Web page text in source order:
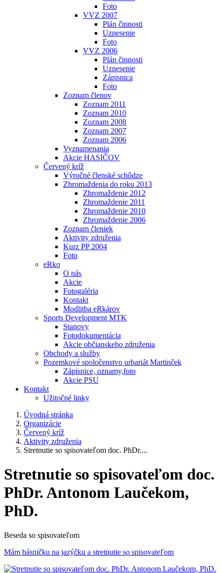
Foto
VVZ 2007
Plán činnosti
Uznesenie
Foto
VVZ 2006
Plán činnosti
Uznesenie
Zápisnica
Foto
Zoznam členov
Zoznam 2011
Zoznam 2010
Zoznam 2008
Zoznam 2007
Zoznam 2006
Vyznamenania
Akcie HASIČOV
Červený kríž
Výročné členské schôdze
Zhromaždenia do roku 2013
Zhromaždenie 2012
Zhromaždenie 2011
Zhromaždenie 2010
Zhromaždenie 2006
Zoznam členiek
Aktivity združenia
Kurz PP 2004
Foto
eRko
O nás
Akcie
Fotogaléria
Kontakt
Modlitba eRkárov
Sports Development MTK
Stanovy
Fotodokumentácia
Akcie občianskeho združenia
Obchody a služby
Pozemkové spoločenstvo urbariát Martinček
Zápisnice, oznamy,foto
Akcie PSU
Kontakt
Užitočné linky
Úvodná stránka
Organizácie
Červený kríž
Aktivity združenia
Stretnutie so spisovateľom doc. PhDr....
Stretnutie so spisovateľom doc.
PhDr. Antonom Laučekom,
PhD.
Beseda so spisovateľom
Mám básničku na jazýčku a stretnutie so spisovateľom